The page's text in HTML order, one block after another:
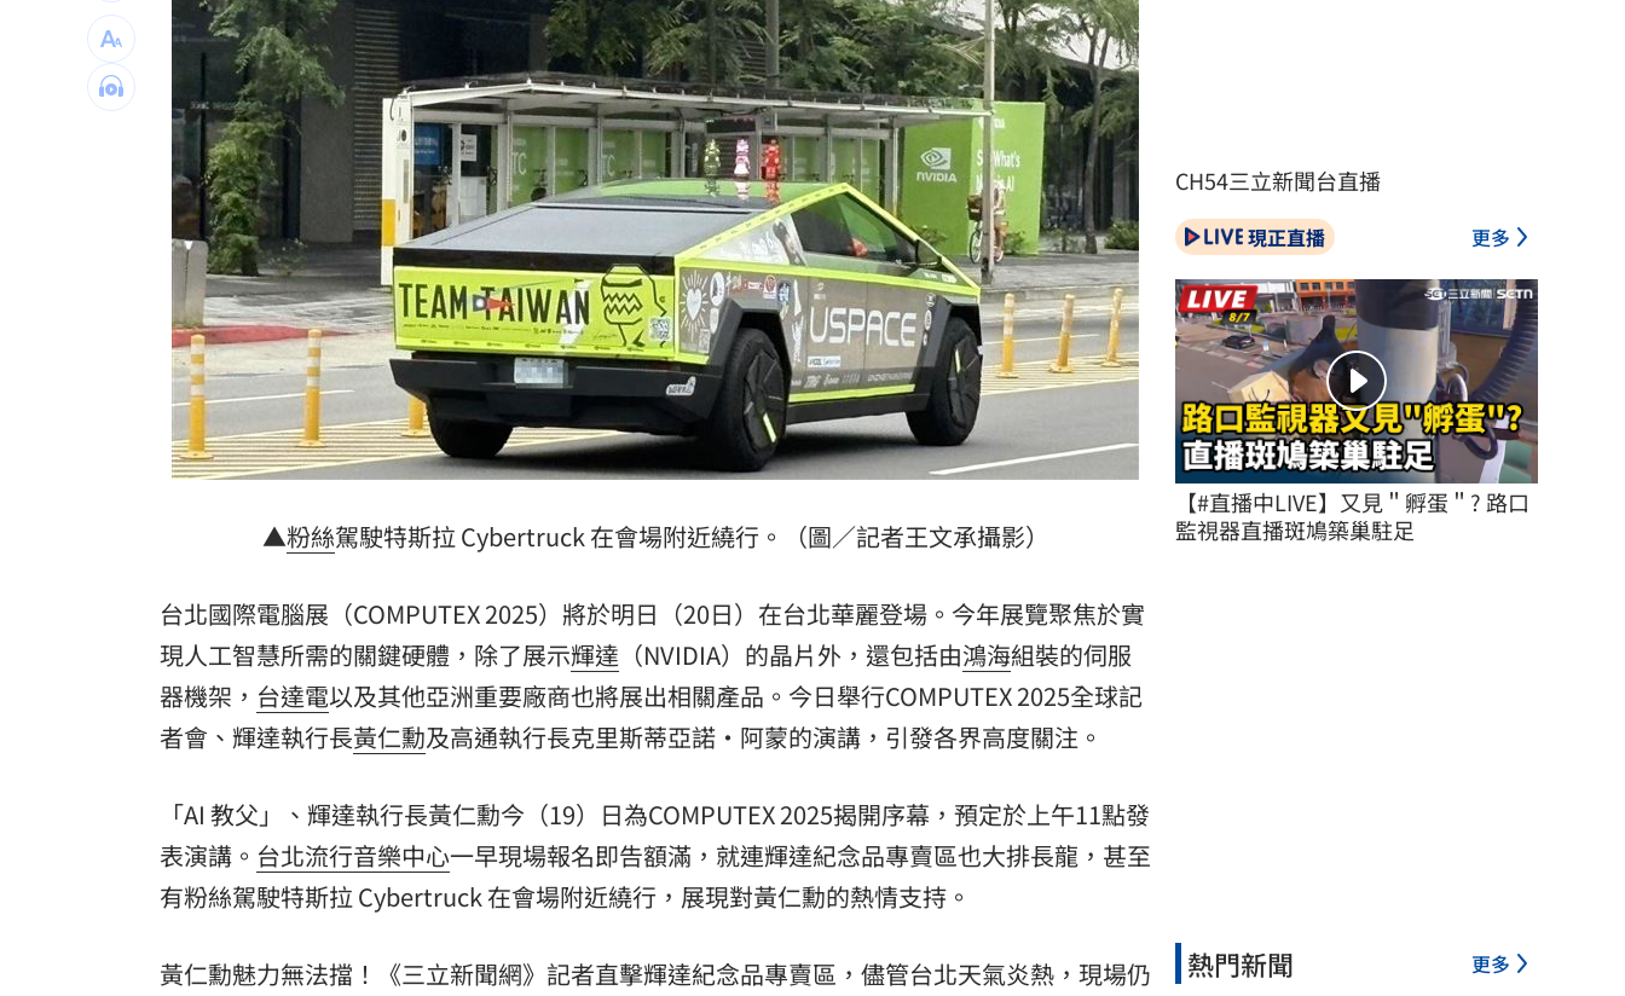
捷星、卡達航空險相撞 驚險畫面曝光 15:08
經紀人車內強吻女星挨告！最終栽在錄音檔 15:07
李茂珍槓上前東家 21億韓元官司將宣判 15:06
獨／曹雨婷狂遭查水表！周遊李朝永發聲了 15:03
台灣彩券開獎直播中 20:31
LIVE三立+24小時直播 15:27
三立iNEWS新聞台線上直播 18:00
商場戰國來臨 台中「頂奢大道」逐漸成形
台彩父親節推新刮刮樂千萬頭獎超「爸」氣 12:00
「拍片人的多重宇宙」職涯論壇9/12登場！ 10:30
理想混蛋號召粉絲跨海追星吃美食！ 18:15
▲粉絲駕駛特斯拉 Cybertruck 在會場附近繞行。（圖／記者王文承攝影）
台北國際電腦展（COMPUTEX 2025）將於明日（20日）在台北華麗登場。今年展覽聚焦於實
現人工智慧所需的關鍵硬體，除了展示輝達 （NVIDIA）的晶片外，還包括由鴻海組裝的伺服
器機架， 台達電以及其他亞洲重要廠商也將展出相關產品。今日舉行COMPUTEX 2025全球記
者會、輝達執行長黃仁勳及高通執行長克里斯蒂亞諾·阿蒙的演講，引發各界高度關注。
「AI 教父」、輝達執行長黃仁勳今（19）日為COMPUTEX 2025揭開序幕，預定於上午11點發
表演講。 台北流行音樂中心一早現場報名即告額滿，就連輝達紀念品專賣區也大排長龍，甚至
有粉絲駕駛特斯拉 Cybertruck 在會場附近繞行，展現對黃仁勳的熱情支持。
黃仁勳魅力無法擋！《三立新聞網》記者直擊輝達紀念品專賣區，儘管台北天氣炎熱，現場仍
CH54三立新聞台直播
現正直播 更多
【#直播中LIVE】又見＂孵蛋＂? 路口
監視器直播斑鳩築巢駐足
熱門新聞 更多